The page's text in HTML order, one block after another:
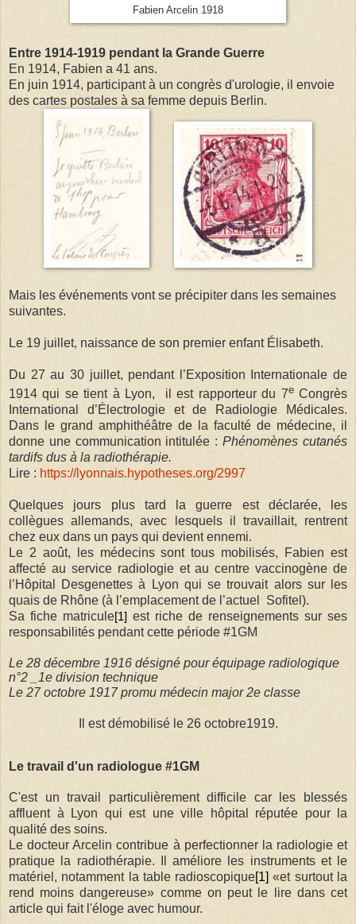
Fabien Arcelin 1918
Entre 1914-1919 pendant la Grande Guerre
En 1914, Fabien a 41 ans.
En juin 1914, participant à un congrès d'urologie, il envoie
des cartes postales à sa femme depuis Berlin.
Mais les événements vont se précipiter dans les semaines
suivantes.
Le 19 juillet, naissance de son premier enfant Élisabeth.
Du 27 au 30 juillet, pendant l’Exposition Internationale de
1914 qui se tient à Lyon, il est rapporteur du 7eCongrès
International d’Électrologie et de Radiologie Médicales.
Dans le grand amphithéâtre de la faculté de médecine, il
donne une communication intitulée :Phénomènes cutanés
tardifs dus à la radiothérapie.
Lire : https://lyonnais.hypotheses.org/2997
Quelques jours plus tard la guerre est déclarée, les
collègues allemands, avec lesquels il travaillait, rentrent
chez eux dans un pays qui devient ennemi.
Le 2 août, les médecins sont tous mobilisés, Fabien est
affecté au service radiologie et au centre vaccinogène de
l’Hôpital Desgenettes à Lyon qui se trouvait alors sur les
quais de Rhône (à l’emplacement de l’actuel Sofitel).
Sa fiche matricule[1] est riche de renseignements sur ses
responsabilités pendant cette période #1GM
Le 28 décembre 1916 désigné pour équipage radiologique
n°2 _1e division technique
Le 27 octobre 1917 promu médecin major 2e classe
Il est démobilisé le 26 octobre1919.
Le travail d'un radiologue #1GM
C'est un travail particulièrement difficile car les blessés
affluent à Lyon qui est une ville hôpital réputée pour la
qualité des soins.
Le docteur Arcelin contribue à perfectionner la radiologie et
pratique la radiothérapie. Il améliore les instruments et le
matériel, notamment a table radioscopique[1] «et surtout la
rend moins dangereuse» comme on peut le lire dans cet
article qui fait l'éloge avec humour.